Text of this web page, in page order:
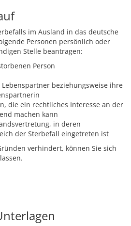
im Ausland in das deutsche
Personen persönlich oder
Stelle beantragen:
Person
beziehungsweise ihre
die ein rechtliches Interesse an der
machen kann
in deren
der Sterbefall eingetreten ist
verhindert, können Sie sich